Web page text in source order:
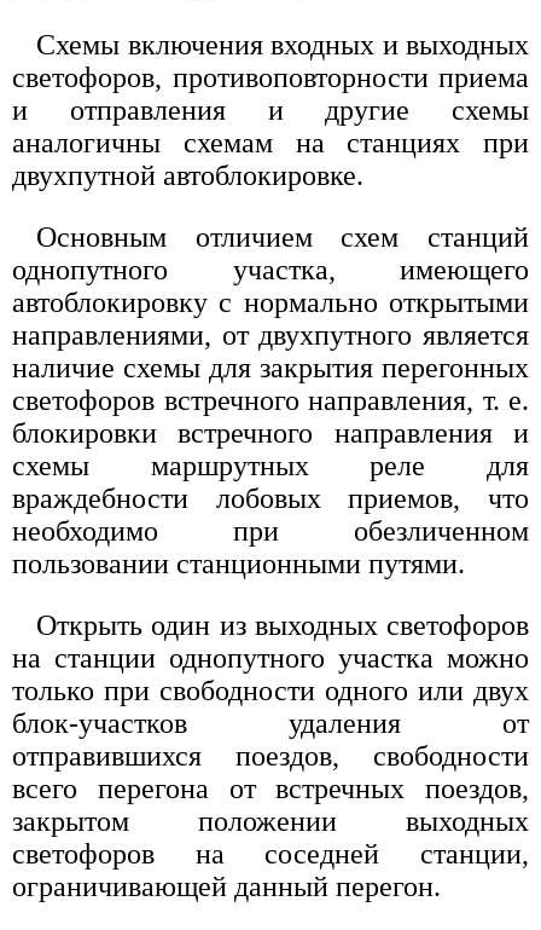
Схемы включения входных и выходных
светофоров, противоповторности приема
и отправления и другие схемы
аналогичны схемам на станциях при
двухпутной автоблокировке.
Основным отличием схем станций
однопутного участка, имеющего
автоблокировку с нормально открытыми
направлениями, от двухпутного является
наличие схемы для закрытия перегонных
светофоров встречного направления, т. е.
блокировки встречного направления и
схемы маршрутных реле для
враждебности лобовых приемов, что
необходимо при обезличенном
пользовании станционными путями.
Открыть один из выходных светофоров
на станции однопутного участка можно
только при свободности одного или двух
блок-участков удаления от
отправившихся поездов, свободности
всего перегона от встречных поездов,
закрытом положении выходных
светофоров на соседней станции,
ограничивающей данный перегон.